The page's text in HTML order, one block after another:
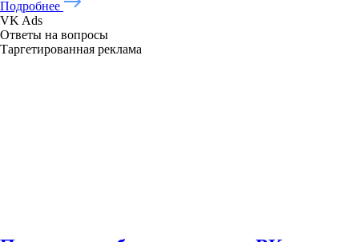
Подробнее
VK Ads
Ответы на вопросы
Таргетированная реклама